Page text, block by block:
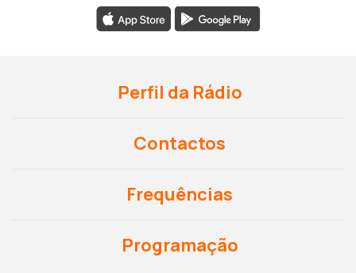
Perfil da Rádio
Contactos
Frequências
Programação